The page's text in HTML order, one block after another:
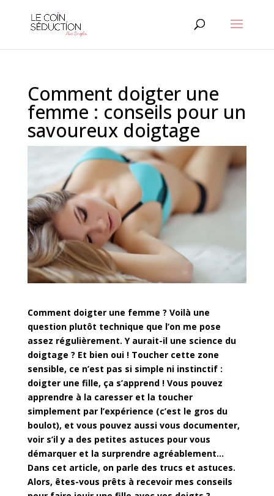
Comment doigter une
femme : conseils pour un
savoureux doigtage
Comment doigter une femme ? Voilà une
question plutôt technique que l’on me pose
assez régulièrement. Y aurait-il une science du
doigtage ? Et bien oui ! Toucher cette zone
sensible, ce n’est pas si simple ni instinctif :
doigter une fille, ça s’apprend ! Vous pouvez
apprendre à la caresser et la toucher
simplement par l’expérience (c’est le gros du
boulot), et vous pouvez aussi vous documenter,
voir s’il y a des petites astuces pour vous
démarquer et la surprendre agréablement…
Dans cet article, on parle des trucs et astuces.
Alors, êtes-vous prêts à recevoir mes conseils